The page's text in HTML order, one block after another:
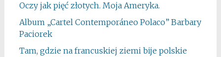
Oczy jak pięć złotych. Moja Ameryka.
Album „Cartel Contemporáneo Polaco” Barbary
Paciorek
Tam, gdzie na francuskiej ziemi bije polskie